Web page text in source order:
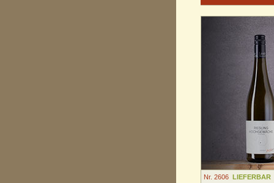
Nr. 2606 LIEFERBAR